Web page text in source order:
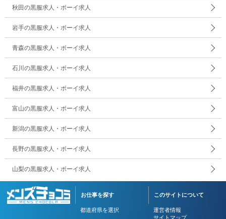
秋田の黒服求人・ボーイ求人
岩手の黒服求人・ボーイ求人
青森の黒服求人・ボーイ求人
石川の黒服求人・ボーイ求人
福井の黒服求人・ボーイ求人
富山の黒服求人・ボーイ求人
新潟の黒服求人・ボーイ求人
長野の黒服求人・ボーイ求人
山梨の黒服求人・ボーイ求人
お仕事を探す
都道府県を選択
このサイトについて
運営者情報
サイトマップ